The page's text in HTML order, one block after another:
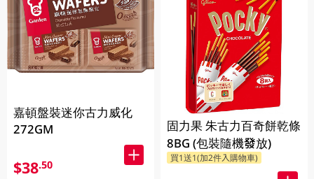
嘉頓盤裝迷你古力威化
272GM
$38.50
固力果 朱古力百奇餅乾條
8BG (包裝隨機發放)
買1送1(加2件入購物車)